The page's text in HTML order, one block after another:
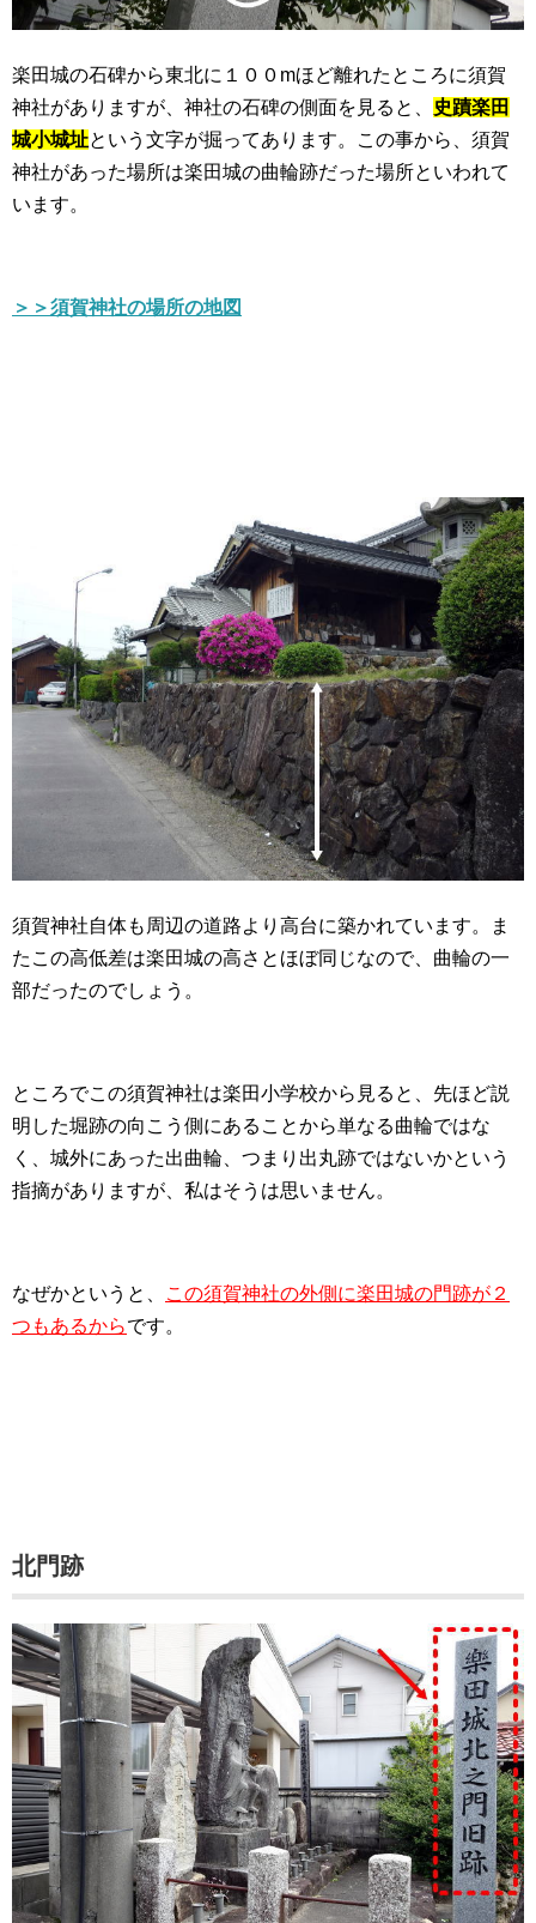
楽田城の石碑から東北に１００mほど離れたところに須賀
神社がありますが、神社の石碑の側面を見ると、
史蹟楽田
城小城址という文字が掘ってあります。この事から、須賀
神社があった場所は楽田城の曲輪跡だった場所といわれて
います。
＞＞須賀神社の場所の地図
須賀神社自体も周辺の道路より高台に築かれています。ま
たこの高低差は楽田城の高さとほぼ同じなので、曲輪の一
部だったのでしょう。
ところでこの須賀神社は楽田小学校から見ると、先ほど説
明した堀跡の向こう側にあることから単なる曲輪ではな
く、城外にあった出曲輪、つまり出丸跡ではないかという
指摘がありますが、私はそうは思いません。
なぜかというと、
この須賀神社の外側に楽田城の門跡が２
つもあるからです。
北門跡